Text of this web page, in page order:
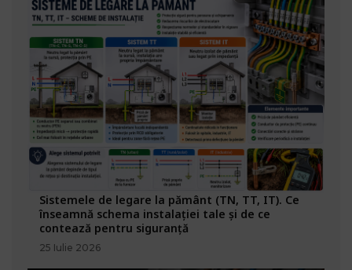
Sistemele de legare la pământ (TN, TT, IT). Ce
înseamnă schema instalației tale și de ce
contează pentru siguranță
25 Iulie 2026